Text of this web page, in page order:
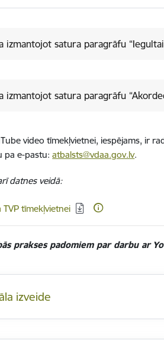
izmantojot satura paragrāfu
izmantojot satura paragrāfu
video tīmekļvietnei, iespējams, ir
pa e-pastu:atbalsts@vdaa.gov.lv.
datnes veidā:
tīmekļvietnei
prakses padomiem par darbu ar
izveide